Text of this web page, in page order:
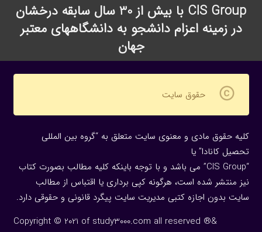
CIS Group با بیش از 30 سال سابقه درخشان
در زمینه اعزام دانشجو به دانشگاههای معتبر
جهان
copyright حقوق سایت
کلیه حقوق مادی و معنوی سایت متعلق به “گروه بین المللی
تحصیل کانادا” یا
“CIS Group” می باشد و با توجه باینکه کلیه مطالب بصورت کتاب
نیز منتشر شده است، هرگونه كپی برداری یا اقتباس از مطالب
سایت بدون اجازه كتبی مدیریت سایت پیگرد قانونی و حقوقی دارد.
Copyright © 2021 of study3000.com all reserved ®&